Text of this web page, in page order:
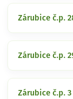
Zárubice č.p.
Zárubice č.p.
Zárubice č.p. 3